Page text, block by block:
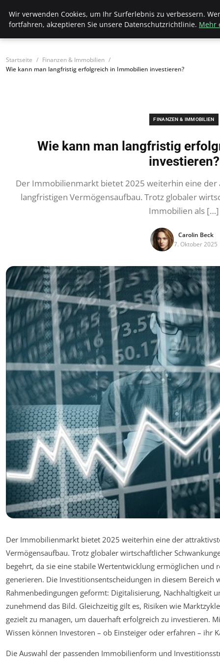
Wk Institut
Startseite
Finanzen & Immobilien
Wie kann man langfristig erfolgreich in Immobilien investieren?
FINANZEN & IMMOBILIEN
Wie kann man langfristig
investieren?
Der Immobilienmarkt bietet 2025 weiterhin eine
langfristigen Vermögensaufbau. Trotz globaler
Immobilien als […]
Carolin Beck
7. Oktober 2025
Der Immobilienmarkt bietet 2025 weiterhin eine der
Vermögensaufbau. Trotz globaler wirtschaftlicher
begehrt, da sie eine stabile Wertentwicklung ermöglichen und
generieren. Die Investitionsentscheidungen in diesem Bereich
Rahmenbedingungen geformt: Digitalisierung, Nachhaltigkeit
zunehmend das Bild. Gleichzeitig gilt es, Risiken wie
gezielt zu managen, um dauerhaft erfolgreich zu investieren.
Wissen können Investoren – ob Einsteiger oder erfahren – ihr
Die Auswahl der passenden Immobilienform und
Wir verwenden Cookies, um Ihr Surferlebnis zu verbessern.
fortfahren, akzeptieren Sie unsere Datenschutzrichtlinie. Mehr